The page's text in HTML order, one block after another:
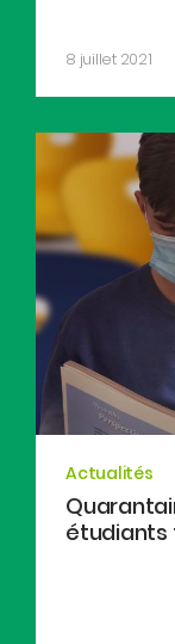
8 juillet 2021
Actualités
étudiants